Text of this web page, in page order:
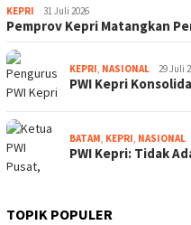
KEPRI 31 Juli 2026
Pemprov Kepri Matangkan
KEPRI, NASIONAL 29 Juli
PWI Kepri
BATAM, KEPRI, NASIONAL
PWI Kepri: Tidak
TOPIK POPULER